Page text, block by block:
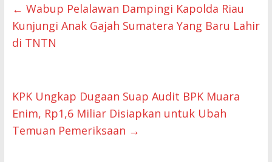
← Wabup Pelalawan Dampingi Kapolda Riau
Kunjungi Anak Gajah Sumatera Yang Baru Lahir
di TNTN
KPK Ungkap Dugaan Suap Audit BPK Muara
Enim, Rp1,6 Miliar Disiapkan untuk Ubah
Temuan Pemeriksaan →